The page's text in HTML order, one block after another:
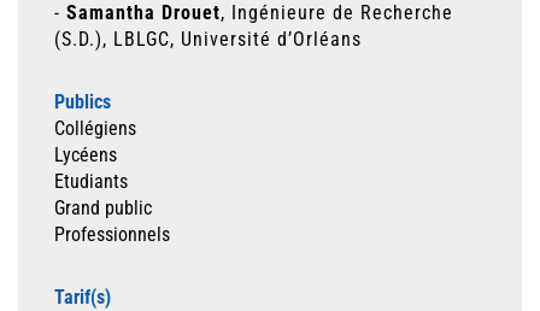
- Samantha Drouet, Ingénieure de Recherche
(S.D.), LBLGC, Université d’Orléans
Publics
Collégiens
Lycéens
Etudiants
Grand public
Professionnels
Tarif(s)